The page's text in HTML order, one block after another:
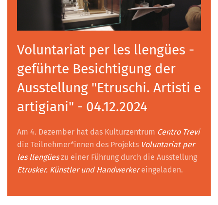
Voluntariat per les llengües -
geführte Besichtigung der
Ausstellung "Etruschi. Artisti e
artigiani" - 04.12.2024
Am 4. Dezember hat das Kulturzentrum Centro Trevi
die Teilnehmer*innen des Projekts Voluntariat per
les llengüeszu einer Führung durch die Ausstellung
Etrusker. Künstler und Handwerkereingeladen.